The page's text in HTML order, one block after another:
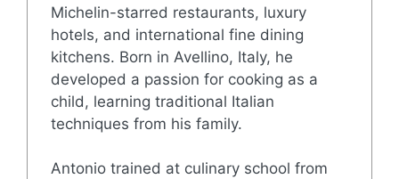
Michelin-starred restaurants, luxury
hotels, and international fine dining
kitchens. Born in Avellino, Italy, he
developed a passion for cooking as a
child, learning traditional Italian
techniques from his family.
Antonio trained at culinary school from